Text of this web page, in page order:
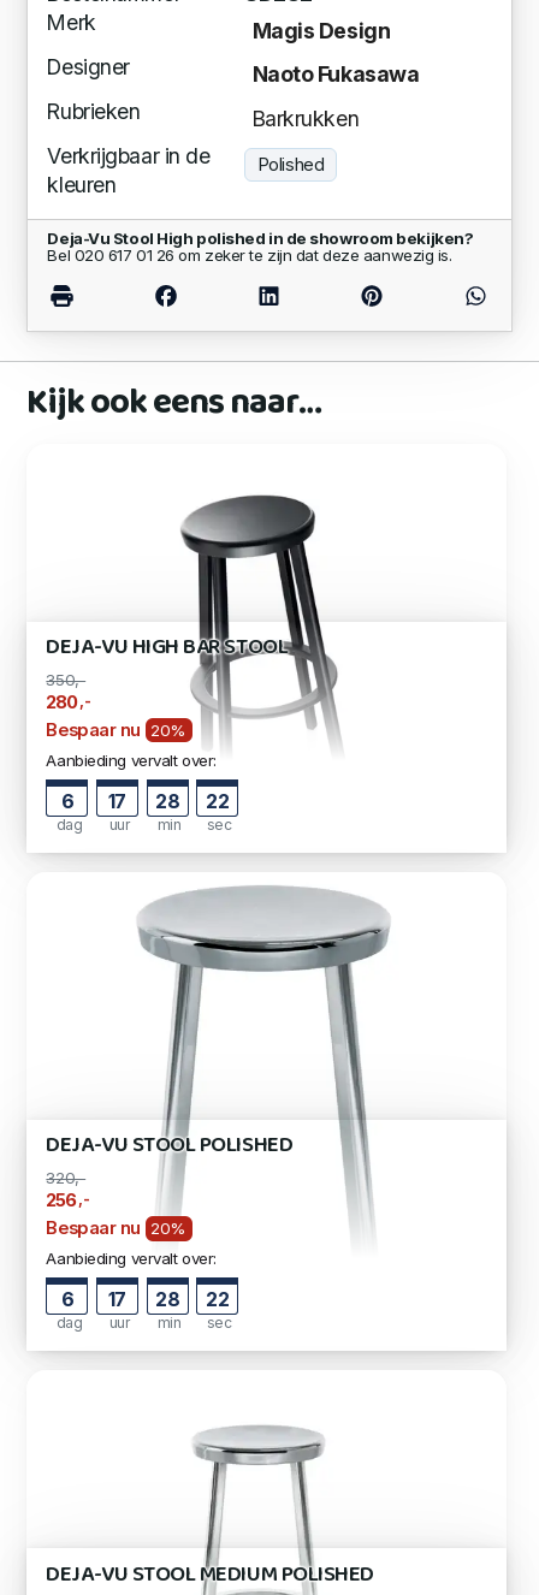
Merk
Magis Design
Designer
Naoto Fukasawa
Rubrieken
Barkrukken
Verkrijgbaar in de
kleuren
Polished
Deja-Vu Stool High polished in de showroom bekijken?
Bel 020 617 01 26 om zeker te zijn dat deze aanwezig is.
Kijk ook eens naar…
DEJA-VU HIGH BAR STOOL
350,-
280 ,-
Bespaar nu
20%
Aanbieding vervalt over:
6
dag
17
uur
28
min
21
sec
DEJA-VU STOOL POLISHED
320,-
256 ,-
Bespaar nu
20%
Aanbieding vervalt over:
6
dag
17
uur
28
min
21
sec
DEJA-VU STOOL MEDIUM POLISHED